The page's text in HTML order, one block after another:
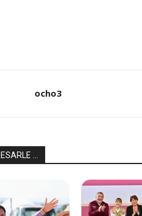
ocho3
...